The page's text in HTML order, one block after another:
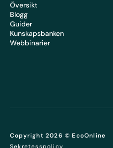
Översikt
Blogg
Guider
Kunskapsbanken
Webbinarier
Copyright 2026 © EcoOnline
Sekretesspolicy